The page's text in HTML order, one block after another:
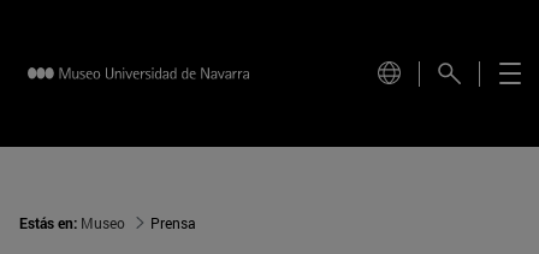
Estás en: Museo Prensa